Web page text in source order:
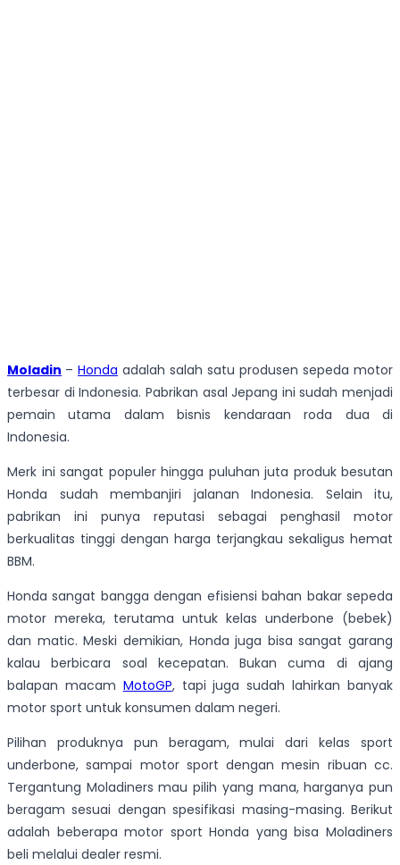
Moladin – Honda adalah salah satu produsen sepeda motor
terbesar di Indonesia. Pabrikan asal Jepang ini sudah menjadi
pemain utama dalam bisnis kendaraan roda dua di
Indonesia.
Merk ini sangat populer hingga puluhan juta produk besutan
Honda sudah membanjiri jalanan Indonesia. Selain itu,
pabrikan ini punya reputasi sebagai penghasil motor
berkualitas tinggi dengan harga terjangkau sekaligus hemat
BBM.
Honda sangat bangga dengan efisiensi bahan bakar sepeda
motor mereka, terutama untuk kelas underbone (bebek)
dan matic. Meski demikian, Honda juga bisa sangat garang
kalau berbicara soal kecepatan. Bukan cuma di ajang
balapan macam MotoGP, tapi juga sudah lahirkan banyak
motor sport untuk konsumen dalam negeri.
Pilihan produknya pun beragam, mulai dari kelas sport
underbone, sampai motor sport dengan mesin ribuan cc.
Tergantung Moladiners mau pilih yang mana, harganya pun
beragam sesuai dengan spesifikasi masing-masing. Berikut
adalah beberapa motor sport Honda yang bisa Moladiners
beli melalui dealer resmi.